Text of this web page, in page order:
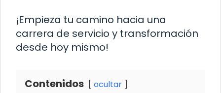
¡Empieza tu camino hacia una
carrera de servicio y transformación
desde hoy mismo!
Contenidos ocultar